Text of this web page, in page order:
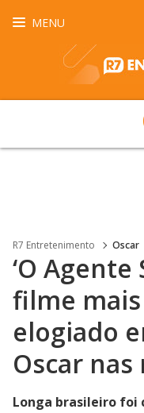
MENU
R7 Entretenimento Oscar
‘O Agente
filme
elogiado
Oscar nas
Longa brasileiro foi